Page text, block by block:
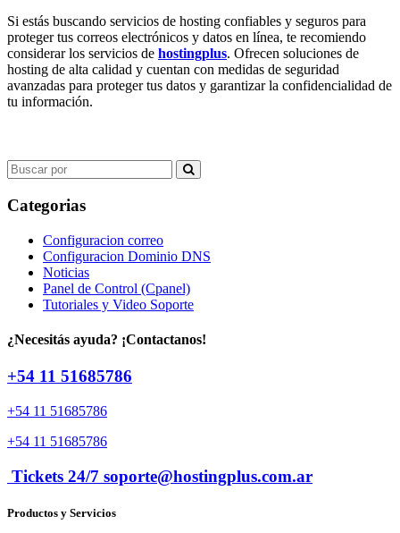
Si estás buscando servicios de hosting confiables y seguros para
proteger tus correos electrónicos y datos en línea, te recomiendo
considerar los servicios de hostingplus. Ofrecen soluciones de
hosting de alta calidad y cuentan con medidas de seguridad
avanzadas para proteger tus datos y garantizar la confidencialidad de
tu información.
Search
for:
Categorias
Configuracion correo
Configuracion Dominio DNS
Noticias
Panel de Control (Cpanel)
Tutoriales y Video Soporte
¿Necesitás ayuda? ¡Contactanos!
+54 11 51685786
+54 11 51685786
+54 11 51685786
Tickets 24/7 soporte@hostingplus.com.ar
Productos y Servicios